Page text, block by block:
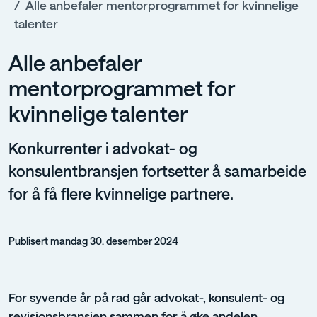
Alle anbefaler mentorprogrammet for kvinnelige
talenter
Alle anbefaler
mentorprogrammet for
kvinnelige talenter
Konkurrenter i advokat- og
konsulentbransjen fortsetter å samarbeide
for å få flere kvinnelige partnere.
Publisert mandag 30. desember 2024
For syvende år på rad går advokat-, konsulent- og